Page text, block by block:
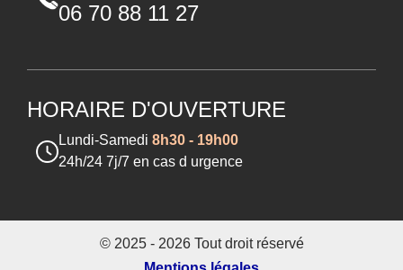
06 70 88 11 27
HORAIRE D'OUVERTURE
Lundi-Samedi 8h30 - 19h00
24h/24 7j/7 en cas d urgence
© 2025 - 2026 Tout droit réservé